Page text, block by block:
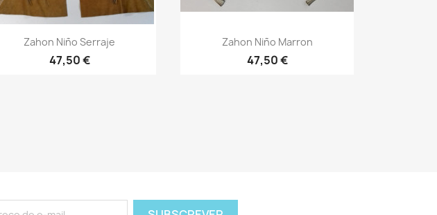
Vista rápida
Zahon Niño Serraje
47,50 €
Vista rápida
Zahon Niño Marron
47,50 €